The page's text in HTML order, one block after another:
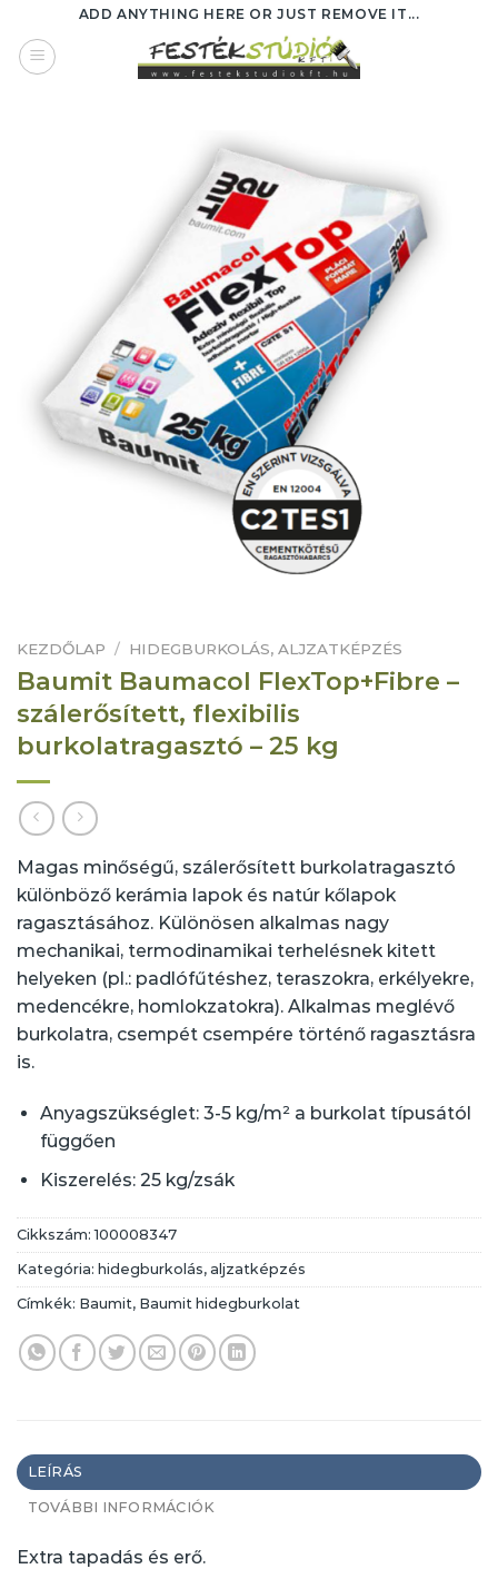
content
ADD ANYTHING HERE OR JUST REMOVE IT...
KEZDŐLAP / HIDEGBURKOLÁS, ALJZATKÉPZÉS
Baumit Baumacol FlexTop+Fibre –
szálerősített, flexibilis
burkolatragasztó – 25 kg
Magas minőségű, szálerősített burkolatragasztó
különböző kerámia lapok és natúr kőlapok
ragasztásához. Különösen alkalmas nagy
mechanikai, termodinamikai terhelésnek kitett
helyeken (pl.: padlófűtéshez, teraszokra, erkélyekre,
medencékre, homlokzatokra). Alkalmas meglévő
burkolatra, csempét csempére történő ragasztásra
is.
Anyagszükséglet: 3-5 kg/m² a burkolat típusától
függően
Kiszerelés: 25 kg/zsák
Cikkszám:100008347
Kategória: hidegburkolás, aljzatképzés
Címkék: Baumit, Baumit hidegburkolat
LEÍRÁS
TOVÁBBI INFORMÁCIÓK
Extra tapadás és erő.